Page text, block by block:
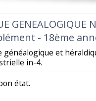
GENEALOGIQUE
- 18ème
généalogique et
in-4.‎
état.‎